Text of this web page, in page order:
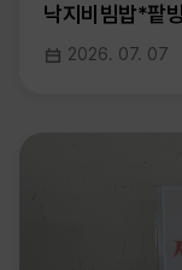
낙지비빔밥*팥
2026. 07. 07